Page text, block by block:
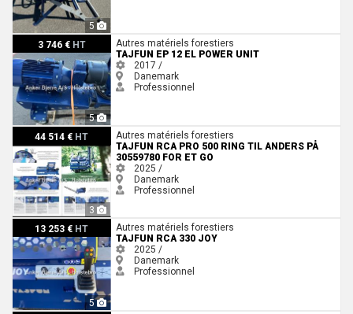
5
3 746 € HT
5
Tajfun EP 12 EL Power UnitAutres matériels forestiers
TAJFUN EP 12 EL POWER UNIT
2017 /
Danemark
Professionnel
44 514 € HT
3
Tajfun RCA PRO 500 RING TIL ANDERS PÅ 30559780 FOR ET GO
Autres matériels forestiers
TAJFUN RCA PRO 500 RING TIL ANDERS PÅ
30559780 FOR ET GO
2025 /
Danemark
Professionnel
13 253 € HT
5
Tajfun RCA 330 JOY
Autres matériels forestiers
TAJFUN RCA 330 JOY
2025 /
Danemark
Professionnel